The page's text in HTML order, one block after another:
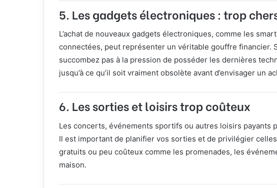
5. Les gadgets électroniques : trop
L’achat de nouveaux gadgets électroniques, comme les
connectées, peut représenter un véritable gouffre financier.
succombez pas à la pression de posséder les dernières
jusqu’à ce qu’il soit vraiment obsolète avant d’envisager un
6. Les sorties et loisirs trop coûteux
Les concerts, événements sportifs ou autres loisirs payants
Il est important de planifier vos sorties et de privilégier
gratuits ou peu coûteux comme les promenades, les
maison.